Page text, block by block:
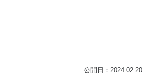
公開日：2024.02.20